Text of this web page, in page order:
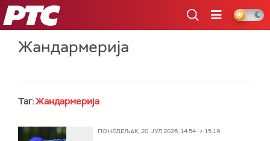
РТС
Жандармерија
Таг:Жандармерија
ПОНЕДЕЉАК, 20. ЈУЛ 2026, 14:54 -> 15:19